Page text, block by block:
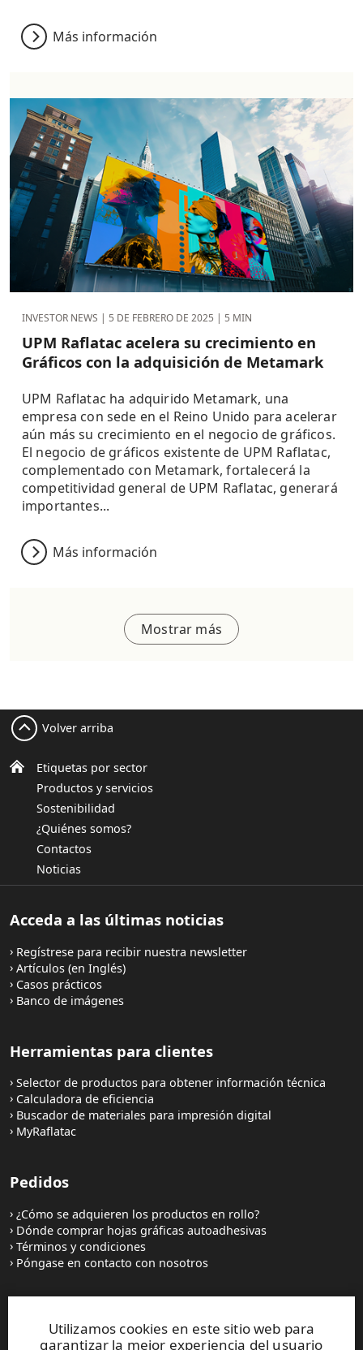
Más información
INVESTOR NEWS | 5 DE FEBRERO DE 2025 | 5 MIN
UPM Raflatac acelera su crecimiento en
Gráficos con la adquisición de Metamark
UPM Raflatac ha adquirido Metamark, una
empresa con sede en el Reino Unido para acelerar
aún más su crecimiento en el negocio de gráficos.
El negocio de gráficos existente de UPM Raflatac,
complementado con Metamark, fortalecerá la
competitividad general de UPM Raflatac, generará
importantes...
Más información
Mostrar más
Utilizamos cookies en este sitio web para
garantizar la mejor experiencia del usuario
Etiquetas por sector
Productos y servicios
Sostenibilidad
¿Quiénes somos?
Contactos
Noticias
Volver arriba
Acceda a las últimas noticias
Regístrese para recibir nuestra newsletter
Artículos (en Inglés)
Casos prácticos
Banco de imágenes
Herramientas para clientes
Selector de productos para obtener información técnica
Calculadora de eficiencia
Buscador de materiales para impresión digital
MyRaflatac
Pedidos
¿Cómo se adquieren los productos en rollo?
Dónde comprar hojas gráficas autoadhesivas
Términos y condiciones
Póngase en contacto con nosotros
UPM Raflatac Graphics Solutions